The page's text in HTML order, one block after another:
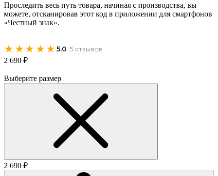
Проследить весь путь товара, начиная с производства, вы
можете, отсканировав этот код в приложении для смартфонов
«Честный знак».
★★★★★ 5.0· 5 отзывов
2 690 ₽
Выберите размер
2 690 ₽